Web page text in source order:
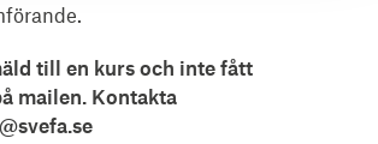
till en kurs och inte fått
mailen. Kontakta